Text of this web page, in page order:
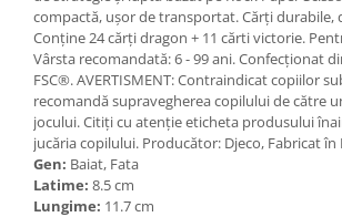
compactă, ușor de transportat. Cărți durabile,
Conţine 24 cărți dragon + 11 cărti victorie.
Vârsta recomandată: 6 - 99 ani. Confecționat
FSC®. AVERTISMENT: Contraindicat copiilor
recomandă supravegherea copilului de către
jocului. Citiți cu atenție eticheta produsului
jucăria copilului. Producător: Djeco, Fabricat în
Gen: Baiat, Fata
Latime: 8.5 cm
Lungime: 11.7 cm